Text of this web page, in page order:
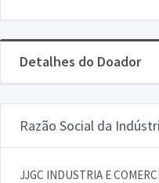
Detalhes do Doador
Razão Social da
JJGC INDUSTRIA E